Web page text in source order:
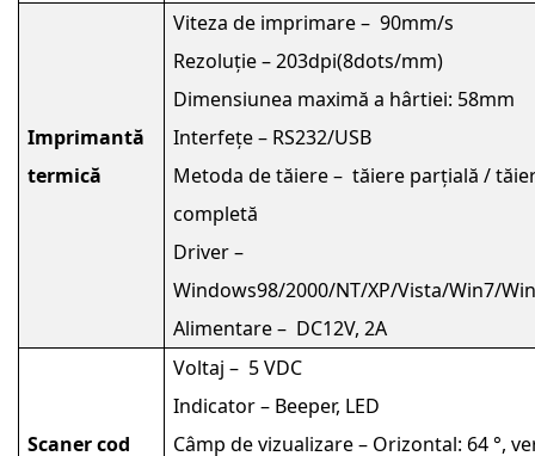
Imprimantă
termică
Viteza de imprimare – 90mm/s
Rezoluţie – 203dpi(8dots/mm)
Dimensiunea maximă a hârtiei: 58mm
Interfețe – RS232/USB
Metoda de tăiere – tăiere parțială /
completă
Driver –
Windows98/2000/NT/XP/Vista/Win7/
Alimentare – DC12V, 2A
Scaner cod
Voltaj – 5 VDC
Indicator – Beeper, LED
Câmp de vizualizare – Orizontal: 64 °,